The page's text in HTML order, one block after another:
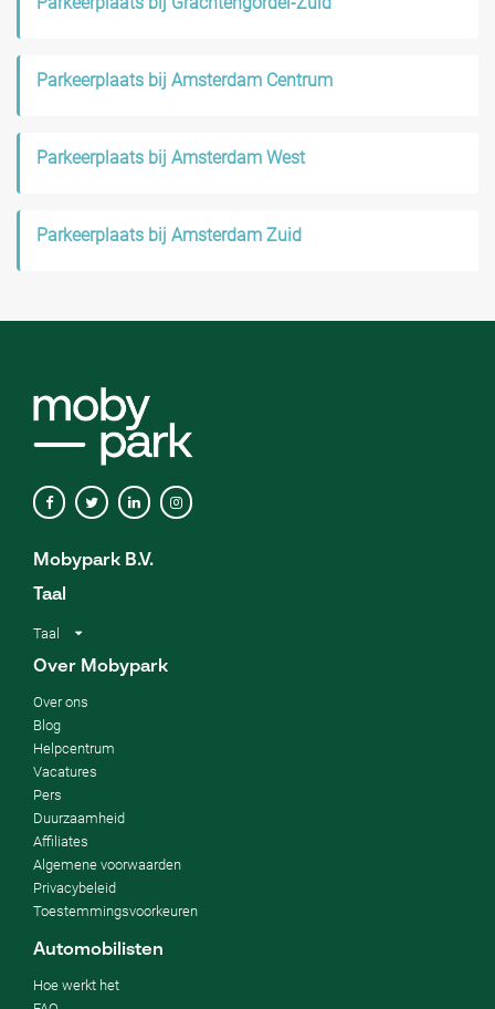
Parkeerplaats bij Amsterdam Centrum
Parkeerplaats bij Amsterdam West
Parkeerplaats bij Amsterdam Zuid
Mobypark B.V.
Taal
Taal
Over Mobypark
Over ons
Blog
Helpcentrum
Vacatures
Pers
Duurzaamheid
Affiliates
Algemene voorwaarden
Privacybeleid
Toestemmingsvoorkeuren
Automobilisten
Hoe werkt het